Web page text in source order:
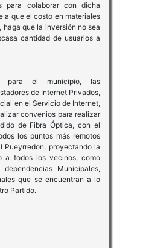
para colaborar con dicha
a que el costo en materiales
haga que la inversión no sea
cantidad de usuarios a
para el municipio, las
de Internet Privados,
en el Servicio de Internet,
convenios para realizar
de Fibra Óptica, con el
los puntos más remotos
Pueyrredon, proyectando la
a todos los vecinos, como
Municipales,
que se encuentran a lo
Partido.